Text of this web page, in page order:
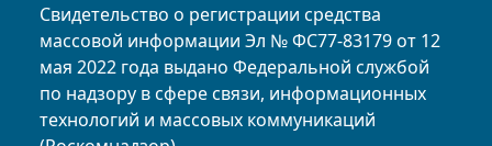
Свидетельство о регистрации средства
массовой информации Эл № ФС77-83179 от 12
мая 2022 года выдано Федеральной службой
по надзору в сфере связи, информационных
технологий и массовых коммуникаций